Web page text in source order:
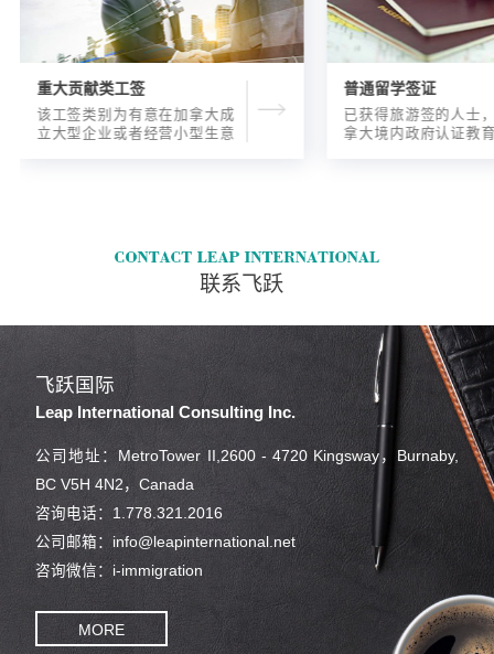
重大贡献类工签
该工签类别为有意在加拿大成
立大型企业或者经营小型生意
普通留学签证
已获得旅游签的人士
拿大境内政府认证教
联系飞跃
飞跃国际
Leap International Consulting Inc.
公司地址：MetroTower II,2600 - 4720 Kingsway，Burnaby,
BC V5H 4N2，Canada
咨询电话：1.778.321.2016
公司邮箱：info@leapinternational.net
咨询微信：i-immigration
MORE